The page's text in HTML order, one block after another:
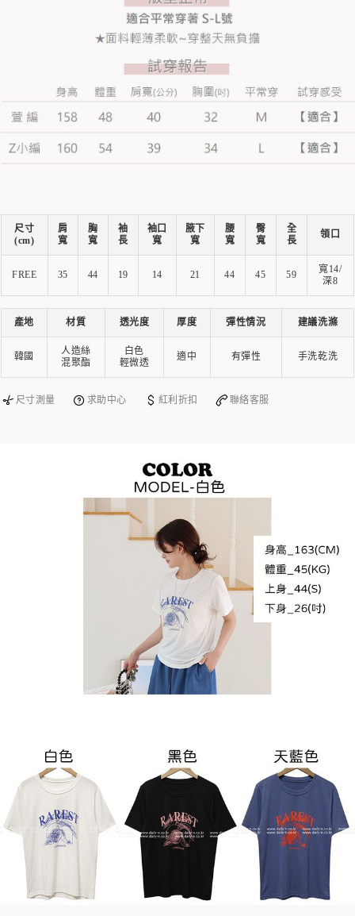
尺寸
(cm)
肩
寬
胸
寬
袖
長
袖口
寬
腋下
寬
腰
寬
臀
寬
全
長
領口
FREE 35 44 19 14 21 44 45 59
寬14/
深8
產地 材質 透光度 厚度 彈性情況 建議洗滌
韓國
人造絲
混聚酯
白色
輕微透
適中 有彈性 手洗乾洗
尺寸測量 求助中心 紅利折扣 聯絡客服